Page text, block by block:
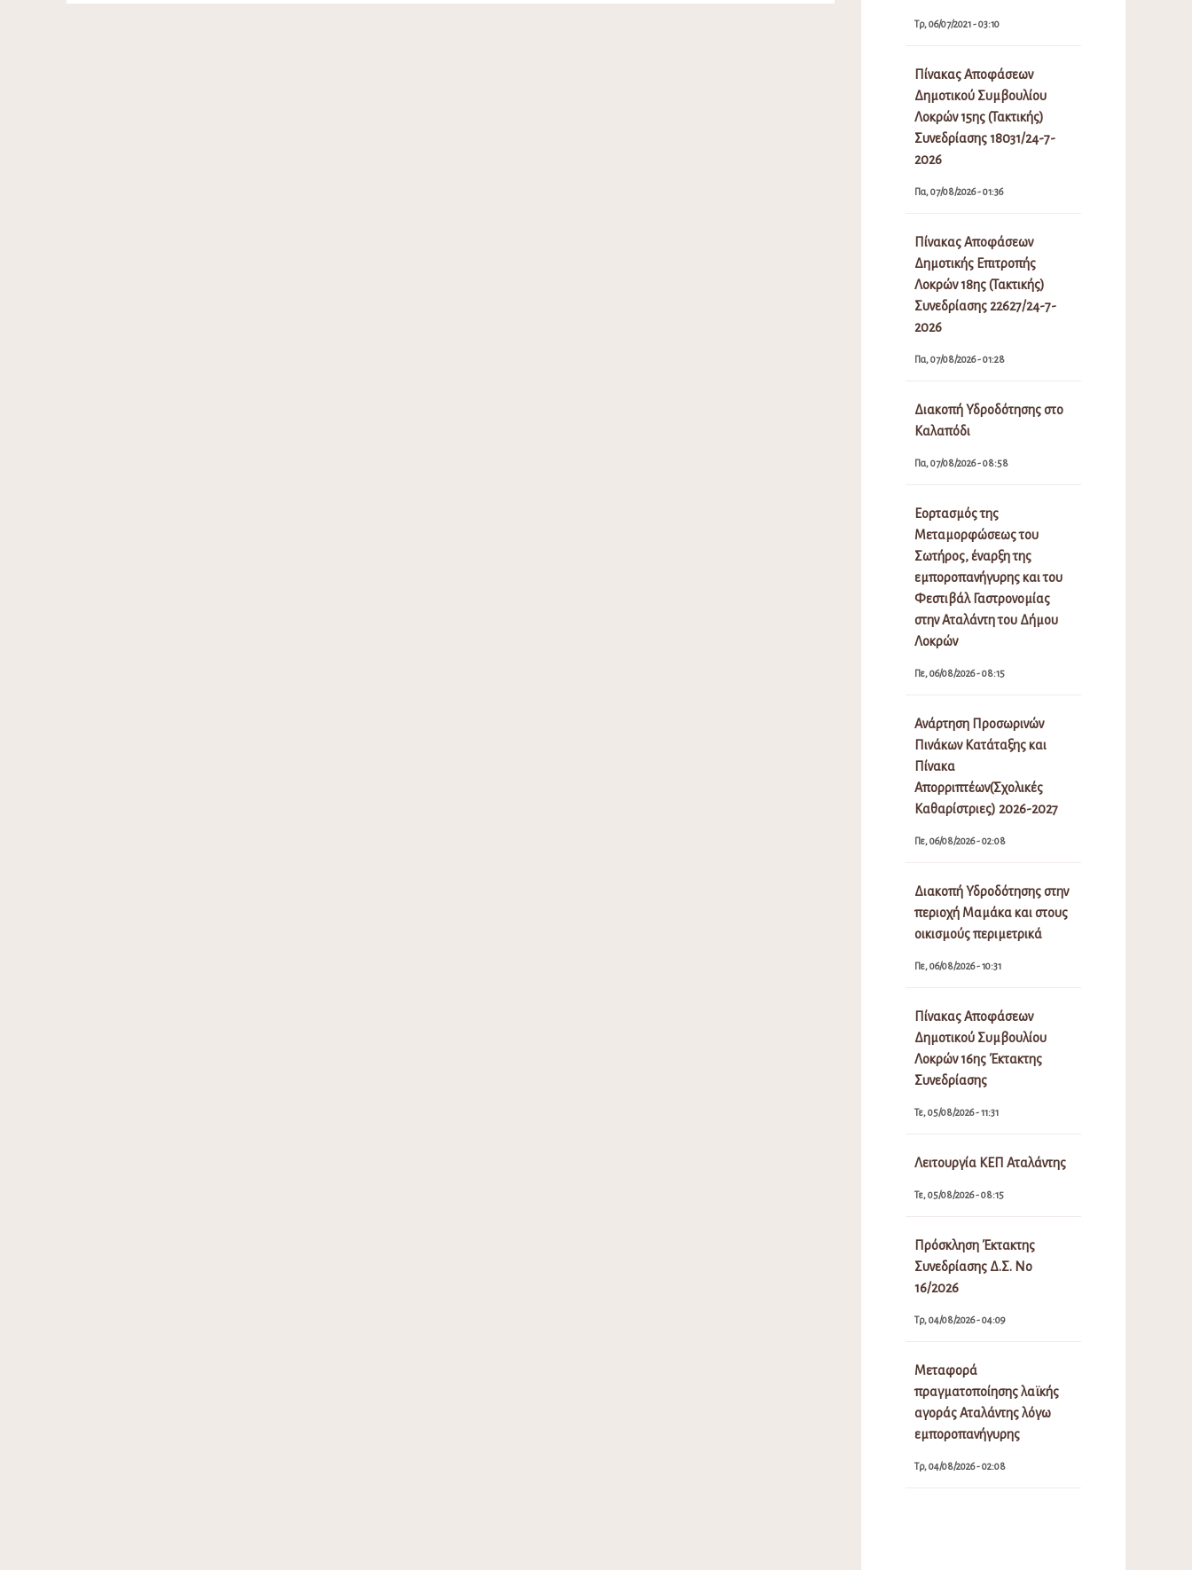
Τρ, 06/07/2021 - 03:10
Πίνακας Αποφάσεων
Δημοτικού Συμβουλίου
Λοκρών 15ης (Τακτικής)
Συνεδρίασης 18031/24-7-
2026
Πα, 07/08/2026 - 01:36
Πίνακας Αποφάσεων
Δημοτικής Επιτροπής
Λοκρών 18ης (Τακτικής)
Συνεδρίασης 22627/24-7-
2026
Πα, 07/08/2026 - 01:28
Διακοπή Υδροδότησης στο
Καλαπόδι
Πα, 07/08/2026 - 08:58
Εορτασμός της
Μεταμορφώσεως του
Σωτήρος, έναρξη της
εμποροπανήγυρης και του
Φεστιβάλ Γαστρονομίας
στην Αταλάντη του Δήμου
Λοκρών
Πε, 06/08/2026 - 08:15
Ανάρτηση Προσωρινών
Πινάκων Κατάταξης και
Πίνακα
Απορριπτέων(Σχολικές
Καθαρίστριες) 2026-2027
Πε, 06/08/2026 - 02:08
Διακοπή Υδροδότησης στην
περιοχή Μαμάκα και στους
οικισμούς περιμετρικά
Πε, 06/08/2026 - 10:31
Πίνακας Αποφάσεων
Δημοτικού Συμβουλίου
Λοκρών 16ης Έκτακτης
Συνεδρίασης
Τε, 05/08/2026 - 11:31
Λειτουργία ΚΕΠ Αταλάντης
Τε, 05/08/2026 - 08:15
Πρόσκληση Έκτακτης
Συνεδρίασης Δ.Σ. Νο
16/2026
Τρ, 04/08/2026 - 04:09
Μεταφορά
πραγματοποίησης λαϊκής
αγοράς Αταλάντης λόγω
εμποροπανήγυρης
Τρ, 04/08/2026 - 02:08